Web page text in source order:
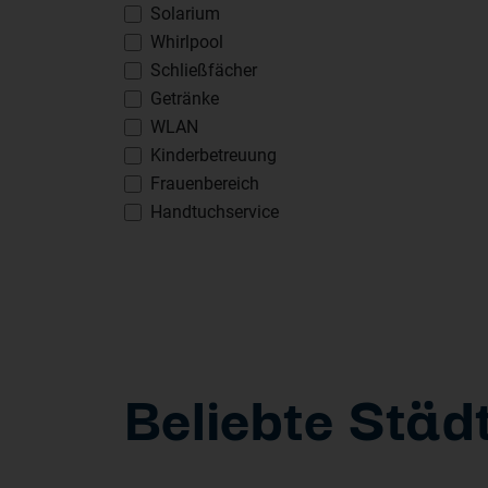
Solarium
Whirlpool
Schließfächer
Getränke
WLAN
Kinderbetreuung
Frauenbereich
Handtuchservice
Beliebte